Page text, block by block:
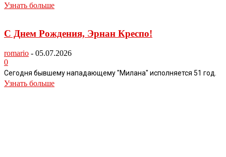
Узнать больше
С Днем Рождения, Эрнан Креспо!
romario - 05.07.2026
0
Сегодня бывшему нападающему "Милана" исполняется 51 год.
Узнать больше